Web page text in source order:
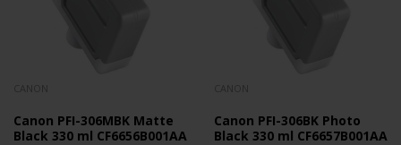
Canon PFI-306MBK Matte
Black 330 ml CF6656B001AA
Canon PFI-306BK Photo
Black 330 ml CF6657B001AA